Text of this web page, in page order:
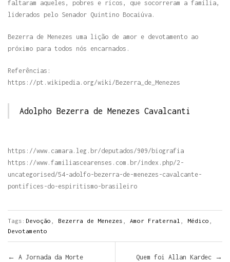
faltaram aqueles, pobres e ricos, que socorreram a família,
liderados pelo Senador Quintino Bocaiúva.
Bezerra de Menezes uma lição de amor e devotamento ao
próximo para todos nós encarnados.
Referências:
https://pt.wikipedia.org/wiki/Bezerra_de_Menezes
Adolpho Bezerra de Menezes Cavalcanti
https://www.camara.leg.br/deputados/909/biografia
https://www.familiascearenses.com.br/index.php/2-
uncategorised/54-adolfo-bezerra-de-menezes-cavalcante-
pontifices-do-espiritismo-brasileiro
Tags: Devoção Bezerra de Menezes Amor Fraternal Médico
Devotamento
Navegar pelos Posts
← A Jornada da Morte
Quem foi Allan Kardec →